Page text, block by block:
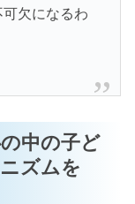
欠になるわ
中の子ど
ズムを